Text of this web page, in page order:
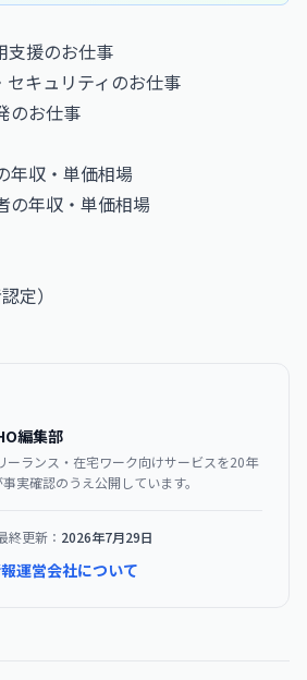
支援のお仕事
キュリティのお仕事
のお仕事
年収・単価相場
の年収・単価相場
定）
編集部
ーランス・在宅ワーク向けサービスを20年
実確認のうえ公開しています。
終更新： 2026年7月29日
運営会社について